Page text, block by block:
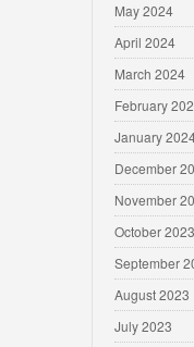
May 2024
April 2024
March 2024
February
January
December
November
October 2023
September
August 2023
July 2023